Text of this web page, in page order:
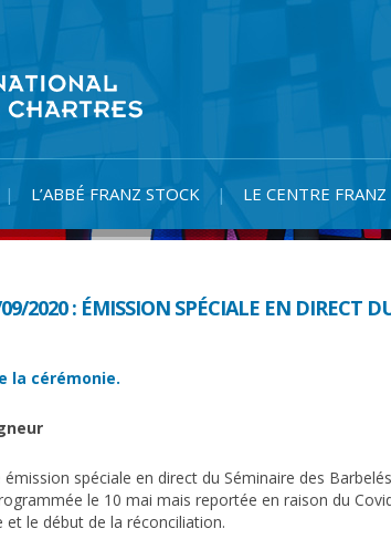
L’ABBÉ FRANZ STOCK LE CENTRE
2020 : ÉMISSION SPÉCIALE EN DIRECT
la cérémonie.
spéciale en direct du Séminaire des
le 10 mai mais reportée en raison du
le début de la réconciliation.